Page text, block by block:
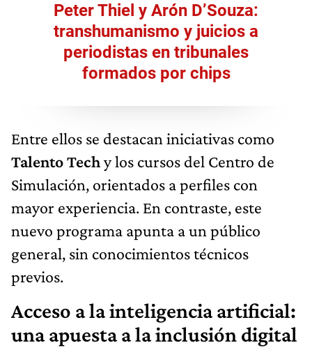
Peter Thiel y Arón D’Souza:
transhumanismo y juicios a
periodistas en tribunales
formados por chips
Entre ellos se destacan iniciativas como
Talento Techy los cursos del Centro de
Simulación, orientados a perfiles con
mayor experiencia. En contraste, este
nuevo programa apunta a un público
general, sin conocimientos técnicos
previos.
Acceso a la inteligencia artificial:
una apuesta a la inclusión digital